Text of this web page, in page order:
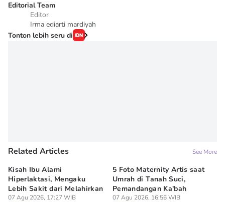
Editorial Team
Editor
Irma ediarti mardiyah
Tonton lebih seru di
Related Articles See More
Kisah Ibu Alami
Hiperlaktasi, Mengaku
Lebih Sakit dari Melahirkan
07 Agu 2026, 17:27 WIB
5 Foto Maternity Artis saat
Umrah di Tanah Suci,
Pemandangan Ka'bah
07 Agu 2026, 16:56 WIB